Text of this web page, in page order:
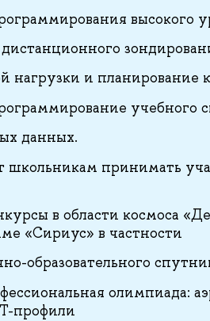
высокого
нагрузки и
учебного
данных.
школьникам принимать
в области космоса
«Сириус» в частности
образовательного
олимпиада:
профили